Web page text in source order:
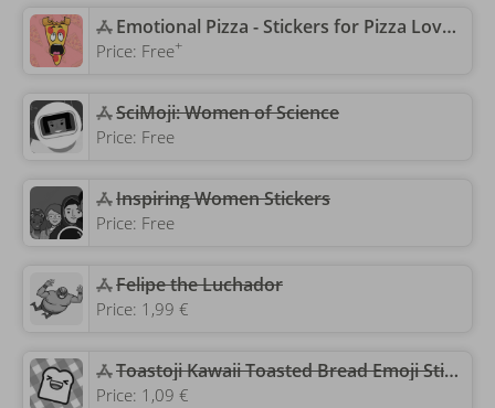
‎Emotional Pizza - Stickers for Pizza Lovers
Price: Free+
SciMoji: Women of Science
Price: Free
‎Inspiring Women Stickers
Price: Free
‎Felipe the Luchador
Price: 1,99 €
Toastoji Kawaii Toasted Bread Emoji Stickers
Price: 1,09 €